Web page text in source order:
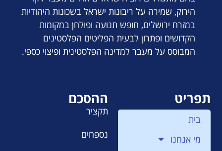
הירוק, שמירה על ריבונות ישראל בשכונות היהודיות
במזרח ירושלים, חופש תנועה ופולחן במקומות
הקדושים ופתרון לבעית הפליטים הפלסטינים
המבוסס על מעבר למדינה הפלסטינית ופיצוי כספי.
תפריט
בית
מי אנחנו
ההסכם
תקציר
נספחים